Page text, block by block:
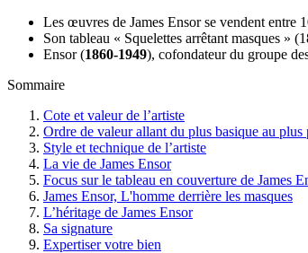
Les œuvres de James Ensor se vendent entre
Son tableau « Squelettes arrêtant masques »
Ensor (1860-1949), cofondateur du groupe
Sommaire
Cote et valeur de l’artiste
Ordre de valeur allant du plus basique au plus
Style et technique de l’artiste
La vie de James Ensor
Focus sur le tableau en couverture de James
James Ensor, L'homme derrière les masques
L’héritage de James Ensor
Sa signature
Expertiser votre bien